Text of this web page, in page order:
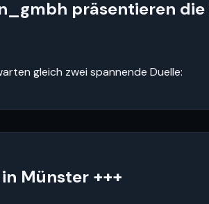
präsentieren die
gleich zwei spannende Duelle:
Münster +++